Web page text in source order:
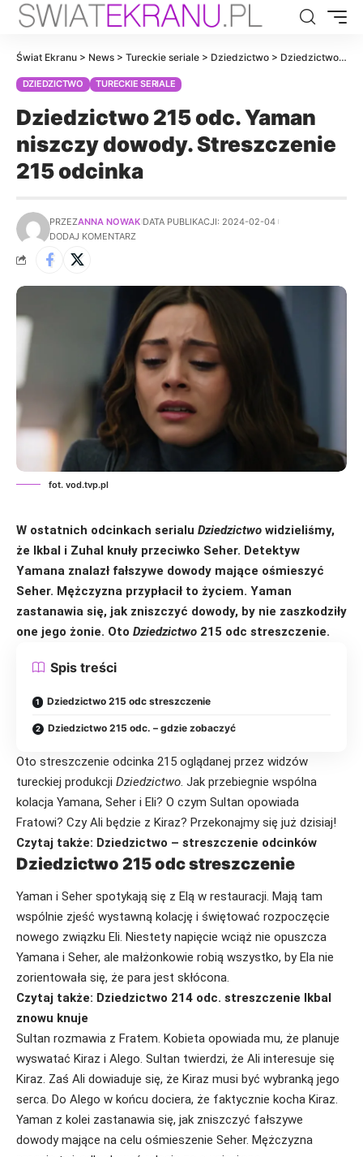
Świat Ekranu > News > Tureckie seriale > Dziedzictwo > Dziedzictwo 215 odc. Yaman niszczy dowody. Streszczenie 215 odcinka
DZIEDZICTWO TURECKIE SERIALE
Dziedzictwo 215 odc. Yaman
niszczy dowody. Streszczenie
215 odcinka
PRZEZANNA NOWAK DATA PUBLIKACJI: 2024-02-04
DODAJ KOMENTARZ
fot. vod.tvp.pl
W ostatnich odcinkach serialu Dziedzictwo widzieliśmy,
że Ikbal i Zuhal knuły przeciwko Seher. Detektyw
Yamana znalazł fałszywe dowody mające ośmieszyć
Seher. Mężczyzna przypłacił to życiem. Yaman
zastanawia się, jak zniszczyć dowody, by nie zaszkodziły
one jego żonie. Oto Dziedzictwo 215 odc streszczenie.
Spis treści
Dziedzictwo 215 odc streszczenie
Dziedzictwo 215 odc. – gdzie zobaczyć
Oto streszczenie odcinka 215 oglądanej przez widzów
tureckiej produkcji Dziedzictwo. Jak przebiegnie wspólna
kolacja Yamana, Seher i Eli? O czym Sultan opowiada
Fratowi? Czy Ali będzie z Kiraz? Przekonajmy się już dzisiaj!
Czytaj także: Dziedzictwo – streszczenie odcinków
Dziedzictwo 215 odc streszczenie
Yaman i Seher spotykają się z Elą w restauracji. Mają tam
wspólnie zjeść wystawną kolację i świętować rozpoczęcie
nowego związku Eli. Niestety napięcie wciąż nie opuszcza
Yamana i Seher, ale małżonkowie robią wszystko, by Ela nie
zorientowała się, że para jest skłócona.
Czytaj także: Dziedzictwo 214 odc. streszczenie Ikbal
znowu knuje
Sultan rozmawia z Fratem. Kobieta opowiada mu, że planuje
wyswatać Kiraz i Alego. Sultan twierdzi, że Ali interesuje się
Kiraz. Zaś Ali dowiaduje się, że Kiraz musi być wybranką jego
serca. Do Alego w końcu dociera, że faktycznie kocha Kiraz.
Yaman z kolei zastanawia się, jak zniszczyć fałszywe
dowody mające na celu ośmieszenie Seher. Mężczyzna